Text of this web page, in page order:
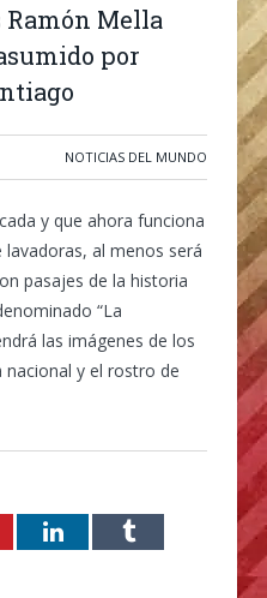
Mella
por
NOTICIAS DEL MUNDO
y que ahora funciona
al menos será
pasajes de la historia
“La
las imágenes de los
nacional y el rostro de
LinkedInTumblr